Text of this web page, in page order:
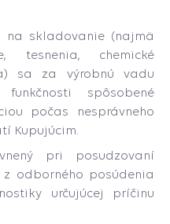
na skladovanie (najmä
tesnenia, chemické
sa za výrobnú vadu
funkčnosti spôsobené
počas nesprávneho
Kupujúcim.
pri posudzovaní
odborného posúdenia
určujúcej príčinu